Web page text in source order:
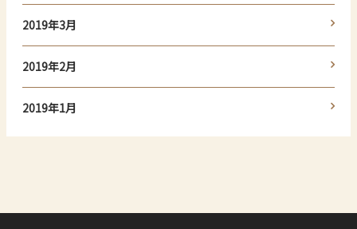
2019年3月
2019年2月
2019年1月